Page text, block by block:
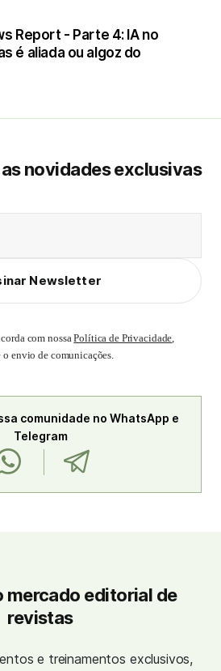
Report - Parte 4: IA no
é aliada ou algoz do
novidades exclusivas
Newsletter
com nossaPolítica de Privacidade,
envio de comunicações.
comunidade no WhatsApp e
Telegram
mercado editorial de
revistas
e treinamentos exclusivos,